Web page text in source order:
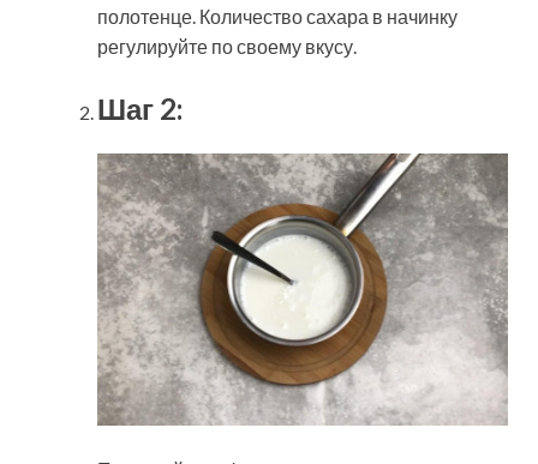
полотенце. Количество сахара в начинку
регулируйте по своему вкусу.
Шаг 2: